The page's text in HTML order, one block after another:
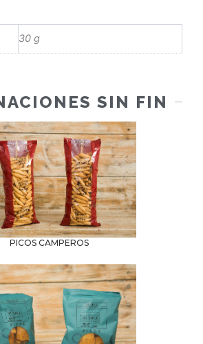
30 g
SIN FIN
Leer más
PICOS CAMPEROS
Leer más